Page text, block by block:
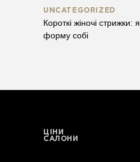
UNCATEGORIZED
Короткі жіночі стрижки:
форму собі
ЦІНИ
САЛОНИ